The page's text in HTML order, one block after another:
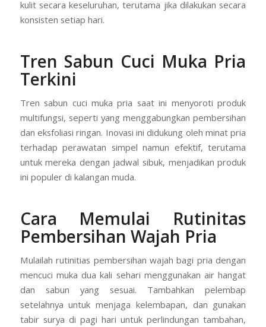
kulit secara keseluruhan, terutama jika dilakukan secara
konsisten setiap hari.
Tren Sabun Cuci Muka Pria
Terkini
Tren sabun cuci muka pria saat ini menyoroti produk
multifungsi, seperti yang menggabungkan pembersihan
dan eksfoliasi ringan. Inovasi ini didukung oleh minat pria
terhadap perawatan simpel namun efektif, terutama
untuk mereka dengan jadwal sibuk, menjadikan produk
ini populer di kalangan muda.
Cara Memulai Rutinitas
Pembersihan Wajah Pria
Mulailah rutinitias pembersihan wajah bagi pria dengan
mencuci muka dua kali sehari menggunakan air hangat
dan sabun yang sesuai. Tambahkan pelembap
setelahnya untuk menjaga kelembapan, dan gunakan
tabir surya di pagi hari untuk perlindungan tambahan,